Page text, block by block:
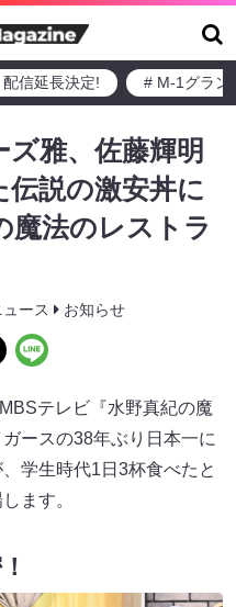
配信延長決定! # M-1グラン
雅、佐藤輝明
説の激安丼に
魔法のレストラ
ュース お知らせ
テレビ『水野真紀の魔
ースの38年ぶり日本一に
学生時代1日3杯食べたと
ます。